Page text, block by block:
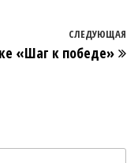
СЛЕДУЮЩАЯ
«Шаг к победе»